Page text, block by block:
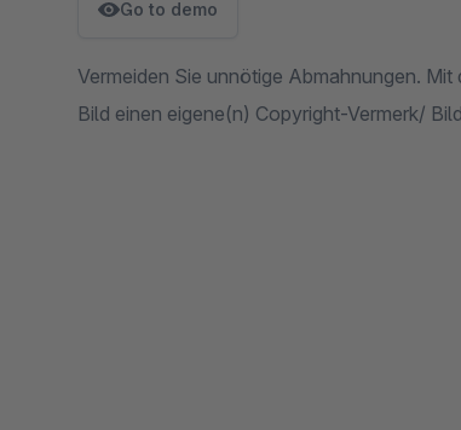
Go to demo
Vermeiden Sie unnötige Abmahnungen.
Bild einen eigene(n) Copyright-Vermerk/